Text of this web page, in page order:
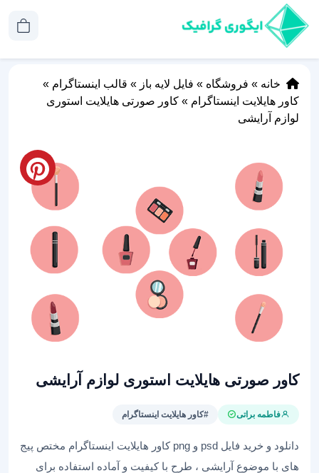
خانه » فروشگاه » فایل لایه باز » قالب اینستاگرام »
کاور هایلایت اینستاگرام » کاور صورتی هایلایت استوری
لوازم آرایشی
کاور صورتی هایلایت استوری لوازم آرایشی
فاطمه براتی #کاور هایلایت اینستاگرام
دانلود و خرید فایل psd و png کاور هایلایت اینستاگرام مختص پیج
های با موضوع آرایشی ، طرح با کیفیت و آماده استفاده برای